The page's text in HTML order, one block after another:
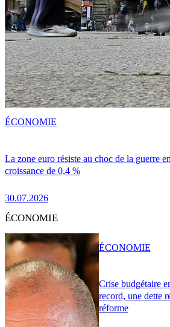
La zone euro résiste au choc de la guerre
croissance de 0,4 %
30.07.2026
ÉCONOMIE
ÉCONOMIE
Crise budgétaire
record, une dette
réforme
ÉCONOMIE